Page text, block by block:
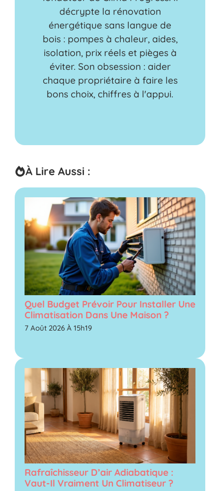
décrypte la rénovation
énergétique sans langue de
bois : pompes à chaleur, aides,
isolation, prix réels et pièges à
éviter. Son obsession : aider
chaque propriétaire à faire les
bons choix, chiffres à l'appui.
À Lire Aussi :
Quel Budget Prévoir Pour Installer Une
Climatisation Dans Une Maison ?
7 Août 2026 À 15h19
Rafraîchisseur D’air Adiabatique :
Vaut-Il Vraiment Un Climatiseur ?